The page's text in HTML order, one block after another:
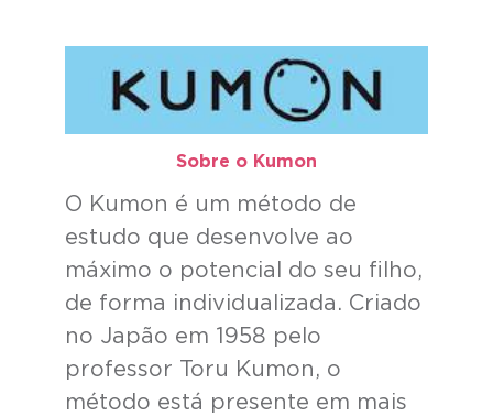
Sobre o Kumon​
O Kumon é um método de
estudo que desenvolve ao
máximo o potencial do seu filho,
de forma individualizada. Criado
no Japão em 1958 pelo
professor Toru Kumon, o
método está presente em mais